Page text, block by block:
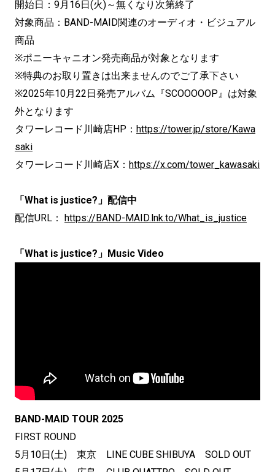
開始日：9月16日(火)～無くなり次第終了
対象商品：BAND-MAID関連のオーディオ・ビジュアル
商品
※ポニーキャニオン発売商品が対象となります
※特典のお取り置きは出来ませんのでご了承下さい
※2025年10月22日発売アルバム『SCOOOOOP』は対象
外となります
タワーレコード川崎店HP： https://tower.jp/store/Kawa
saki
タワーレコード川崎店X： https://x.com/tower_kawasaki
「What is justice?」配信中
配信URL： https://BAND-MAID.lnk.to/What_is_justice
「What is justice?」Music Video
BAND-MAID TOUR 2025
FIRST ROUND
5月10日(土) 東京 LINE CUBE SHIBUYA SOLD OUT